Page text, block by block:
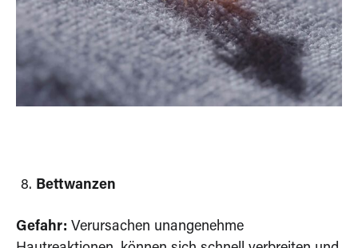
Bettwanzen
Gefahr: Verursachen unangenehme